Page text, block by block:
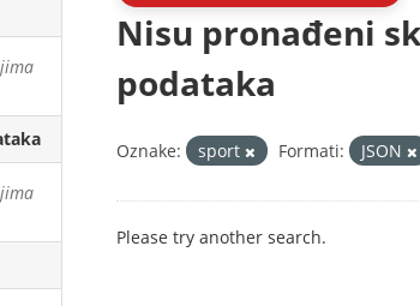
Nisu pronađeni
podataka
Oznake: sport Formati: JSON
Please try another search.